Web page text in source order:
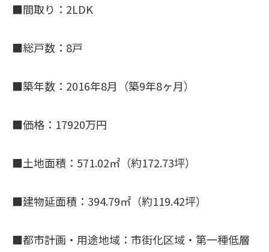
■間取り：2LDK
■総戸数：8戸
■築年数：2016年8月（築9年8ヶ月）
■価格：17920万円
■土地面積：571.02㎡（約172.73坪）
■建物延面積：394.79㎡（約119.42坪）
■都市計画・用途地域：市街化区域・第一種低層